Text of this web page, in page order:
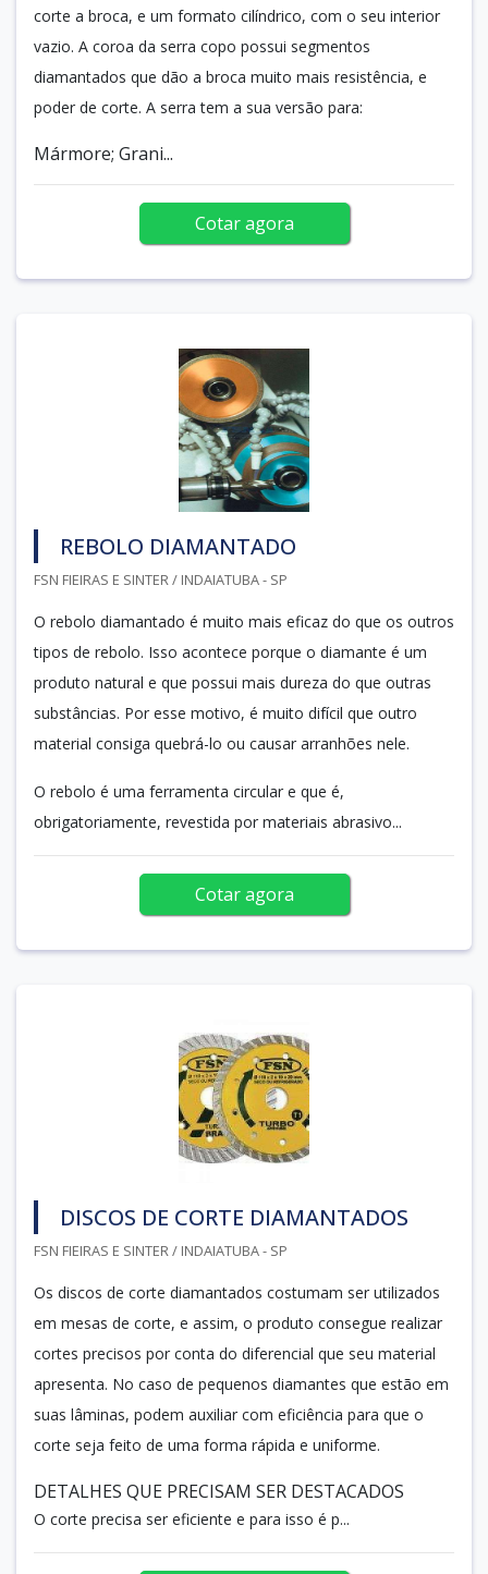
corte a broca, e um formato cilíndrico, com o seu interior
vazio. A coroa da serra copo possui segmentos
diamantados que dão a broca muito mais resistência, e
poder de corte. A serra tem a sua versão para:
Mármore; Grani...
Cotar agora
REBOLO DIAMANTADO
FSN FIEIRAS E SINTER / INDAIATUBA - SP
O rebolo diamantado é muito mais eficaz do que os outros
tipos de rebolo. Isso acontece porque o diamante é um
produto natural e que possui mais dureza do que outras
substâncias. Por esse motivo, é muito difícil que outro
material consiga quebrá-lo ou causar arranhões nele.
O rebolo é uma ferramenta circular e que é,
obrigatoriamente, revestida por materiais abrasivo...
Cotar agora
DISCOS DE CORTE DIAMANTADOS
FSN FIEIRAS E SINTER / INDAIATUBA - SP
Os discos de corte diamantados costumam ser utilizados
em mesas de corte, e assim, o produto consegue realizar
cortes precisos por conta do diferencial que seu material
apresenta. No caso de pequenos diamantes que estão em
suas lâminas, podem auxiliar com eficiência para que o
corte seja feito de uma forma rápida e uniforme.
DETALHES QUE PRECISAM SER DESTACADOS
O corte precisa ser eficiente e para isso é p...